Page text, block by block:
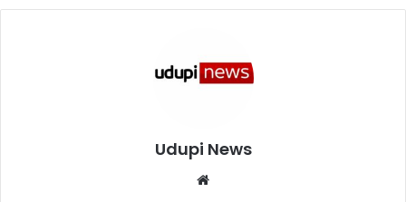
Udupi News